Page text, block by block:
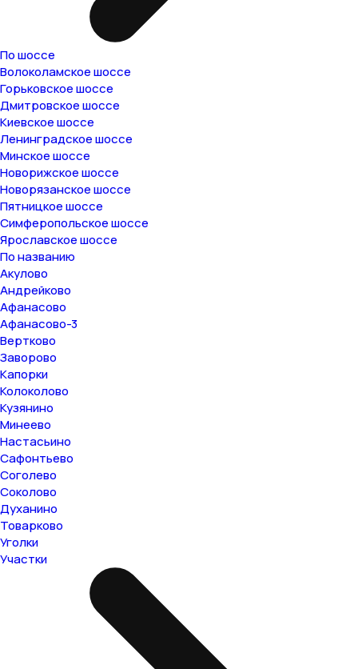
По шоссе
Волоколамское шоссе
Горьковское шоссе
Дмитровское шоссе
Киевское шоссе
Ленинградское шоссе
Минское шоссе
Новорижское шоссе
Новорязанское шоссе
Пятницкое шоссе
Симферопольское шоссе
Ярославское шоссе
По названию
Акулово
Андрейково
Афанасово
Афанасово-3
Вертково
Заворово
Капорки
Колоколово
Кузянино
Минеево
Настасьино
Сафонтьево
Соголево
Соколово
Духанино
Товарково
Уголки
Участки